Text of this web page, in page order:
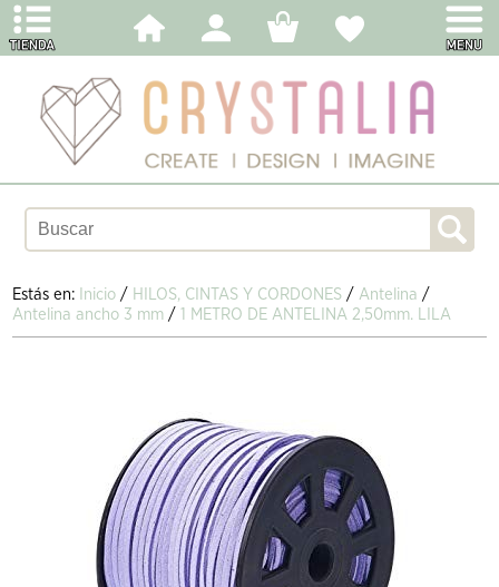
Estás en: Inicio / HILOS, CINTAS Y CORDONES / Antelina /
Antelina ancho 3 mm /1 METRO DE ANTELINA 2,50mm. LILA